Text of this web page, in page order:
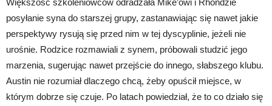
Większość szkoleniowców odradzała Mike’owi i Rhondzie
posyłanie syna do starszej grupy, zastanawiając się nawet jakie
perspektywy rysują się przed nim w tej dyscyplinie, jeżeli nie
urośnie. Rodzice rozmawiali z synem, próbowali studzić jego
marzenia, sugerując nawet przejście do innego, słabszego klubu.
Austin nie rozumiał dlaczego chcą, żeby opuścił miejsce, w
którym dobrze się czuje. Po latach powiedział, że to co działo się